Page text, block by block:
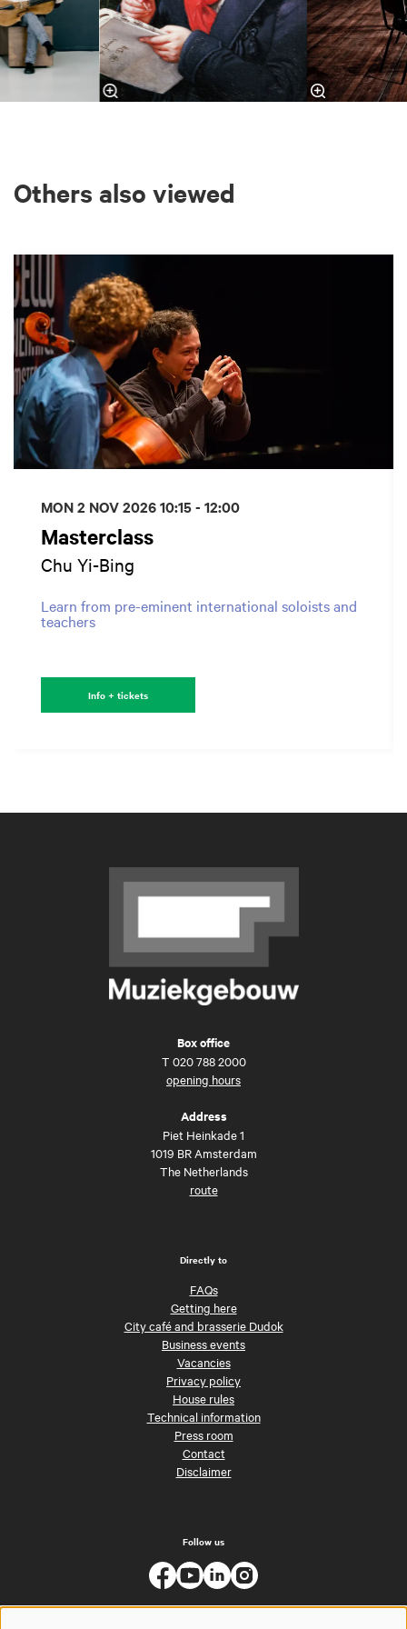
Others also viewed
Masterclass
Chu Yi-Bing
Learn from pre-eminent international soloists and
teachers
MON 2 NOV 202610:15 - 12:00
Info + tickets
Box office
T 020 788 2000
opening hours
Address
Piet Heinkade 1
1019 BR Amsterdam
The Netherlands
route
Directly to
FAQs
Getting here
City café and brasserie Dudok
Business events
Vacancies
Privacy policy
House rules
Technical information
Press room
Contact
Disclaimer
Follow us